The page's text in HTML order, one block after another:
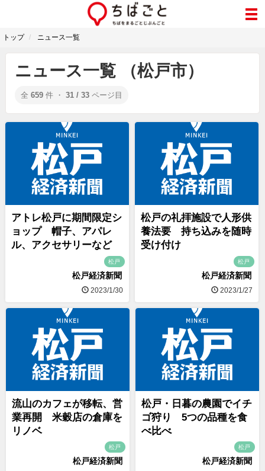
トップ ニュース一覧
ニュース一覧 （松戸市）
全 659 件 ・ 31 / 33 ページ目
アトレ松戸に期間限定シ
ョップ 帽子、アパレ
ル、アクセサリーなど
松戸
松戸経済新聞
2023/1/30
松戸の礼拝施設で人形供
養法要 持ち込みを随時
受け付け
松戸
松戸経済新聞
2023/1/27
流山のカフェが移転、営
業再開 米穀店の倉庫を
リノベ
松戸
松戸経済新聞
松戸・日暮の農園でイチ
ゴ狩り 5つの品種を食
べ比べ
松戸
松戸経済新聞